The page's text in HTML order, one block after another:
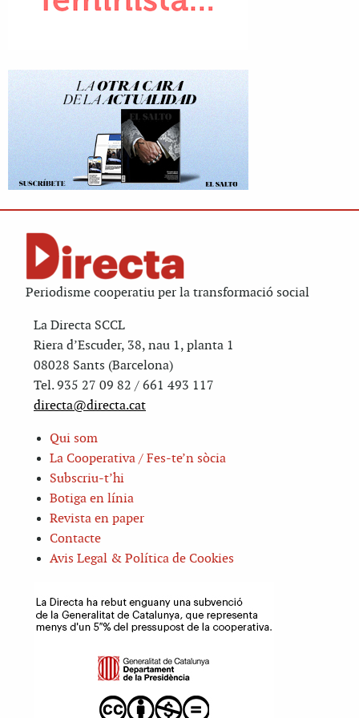
Periodisme cooperatiu per la transformació social
La Directa SCCL
Riera d’Escuder, 38, nau 1, planta 1
08028 Sants (Barcelona)
Tel. 935 27 09 82 / 661 493 117
directa@directa.cat
Qui som
La Cooperativa / Fes-te’n sòcia
Subscriu-t’hi
Botiga en línia
Revista en paper
Contacte
Avis Legal & Política de Cookies